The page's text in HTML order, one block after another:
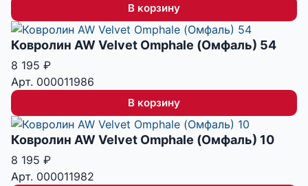
В корзину
Ковролин AW Velvet Omphale (Омфаль) 54
8 195 ₽
Арт. 000011986
В корзину
Ковролин AW Velvet Omphale (Омфаль) 10
8 195 ₽
Арт. 000011982